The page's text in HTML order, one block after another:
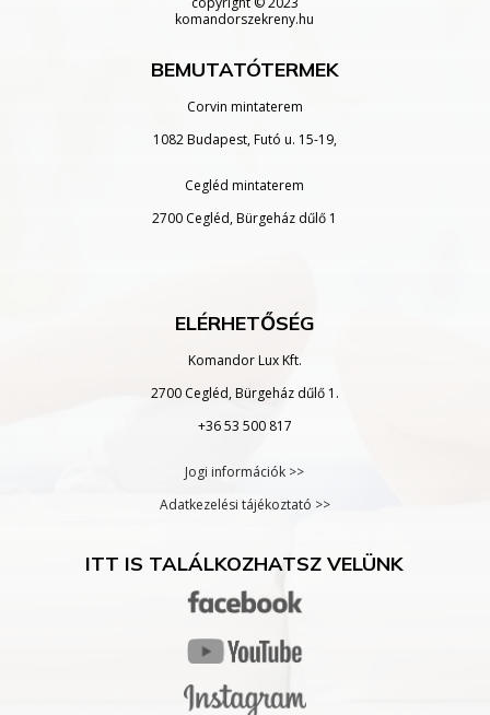
komandorszekreny.hu
BEMUTATÓTERMEK
Corvin mintaterem
1082 Budapest, Futó u. 15-19,
Cegléd mintaterem
2700 Cegléd, Bürgeház dűlő 1
ELÉRHETŐSÉG
Komandor Lux Kft.
2700 Cegléd, Bürgeház dűlő 1.
+36 53 500 817
Jogi információk >>
Adatkezelési tájékoztató >>
ITT IS TALÁLKOZHATSZ VELÜNK